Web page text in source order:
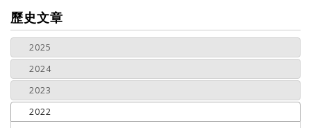
more
歷史文章
2025
2024
2023
2022